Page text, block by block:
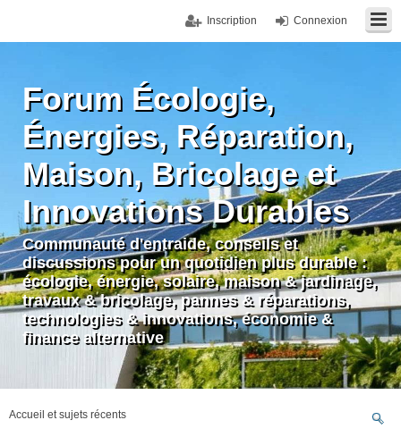
Connexion
Inscription
Forum Écologie,
Énergies, Réparation,
Maison, Bricolage et
Innovations Durables
Communauté d'entraide, conseils et
discussions pour un quotidien plus durable :
écologie, énergie, solaire, maison & jardinage,
travaux & bricolage, pannes & réparations,
technologies & innovations, économie &
finance alternative
Accueil et sujets récents